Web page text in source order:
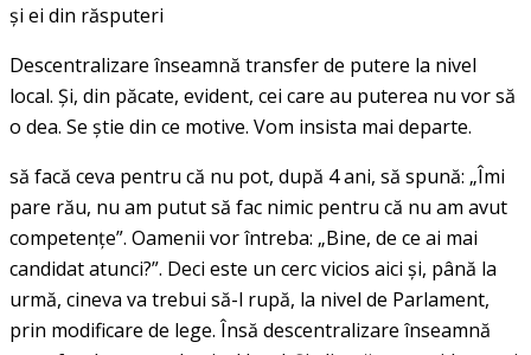
şi ei din răsputeri
Descentralizare înseamnă transfer de putere la nivel
local. Şi, din păcate, evident, cei care au puterea nu vor să
o dea. Se ştie din ce motive. Vom insista mai departe.
să facă ceva pentru că nu pot, după 4 ani, să spună: „Îmi
pare rău, nu am putut să fac nimic pentru că nu am avut
competenţe”. Oamenii vor întreba: „Bine, de ce ai mai
candidat atunci?”. Deci este un cerc vicios aici şi, până la
urmă, cineva va trebui să-l rupă, la nivel de Parlament,
prin modificare de lege. Însă descentralizare înseamnă